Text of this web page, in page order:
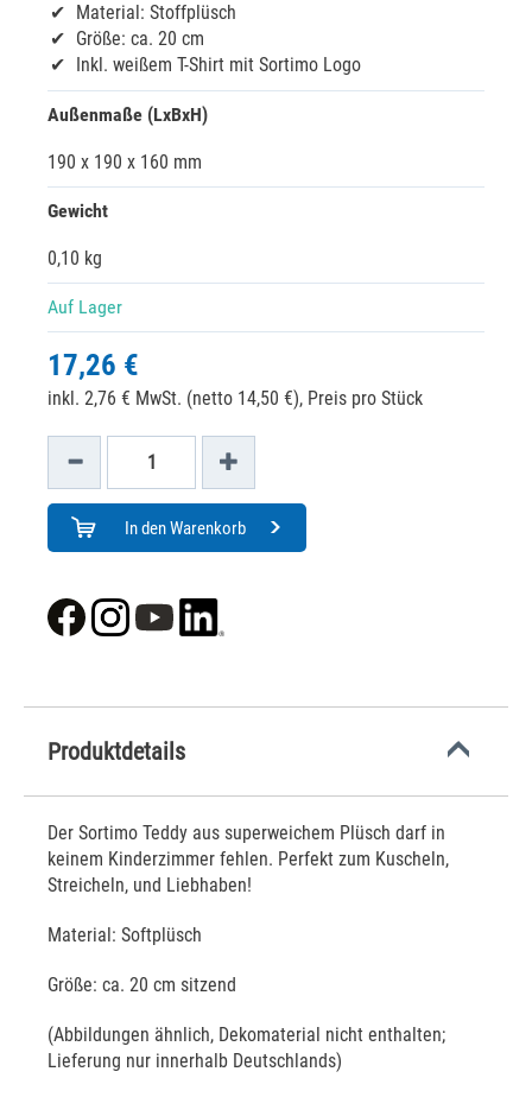
Material: Stoffplüsch
Größe: ca. 20 cm
Inkl. weißem T-Shirt mit Sortimo Logo
Außenmaße (LxBxH)
190 x 190 x 160 mm
Gewicht
0,10 kg
Auf Lager
17,26 €
inkl. 2,76 € MwSt. (netto 14,50 €), Preis pro Stück
In den Warenkorb
Produktdetails
Der Sortimo Teddy aus superweichem Plüsch darf in
keinem Kinderzimmer fehlen. Perfekt zum Kuscheln,
Streicheln, und Liebhaben!
Material: Softplüsch
Größe: ca. 20 cm sitzend
(Abbildungen ähnlich, Dekomaterial nicht enthalten;
Lieferung nur innerhalb Deutschlands)